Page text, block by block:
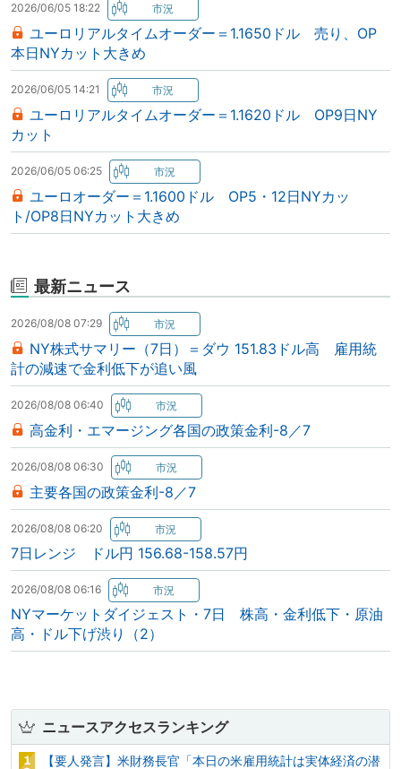
2026/06/05 18:22
ユーロリアルタイムオーダー＝1.1650ドル 売り、OP
本日NYカット大きめ
2026/06/05 14:21
ユーロリアルタイムオーダー＝1.1620ドル OP9日NY
カット
2026/06/05 06:25
ユーロオーダー＝1.1600ドル OP5・12日NYカッ
ト/OP8日NYカット大きめ
最新ニュース
2026/08/08 07:29
NY株式サマリー（7日）＝ダウ 151.83ドル高 雇用統
計の減速で金利低下が追い風
2026/08/08 06:40
高金利・エマージング各国の政策金利-8／7
2026/08/08 06:30
主要各国の政策金利-8／7
2026/08/08 06:20
7日レンジ ドル円 156.68-158.57円
2026/08/08 06:16
NYマーケットダイジェスト・7日 株高・金利低下・原油
高・ドル下げ渋り（2）
ニュースアクセスランキング
【要人発言】米財務長官「本日の米雇用統計は実体経済の潜